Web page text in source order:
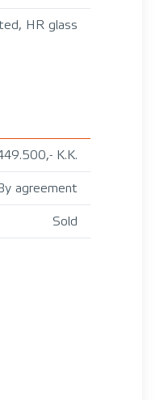
HR glass
K.K.
agreement
Sold